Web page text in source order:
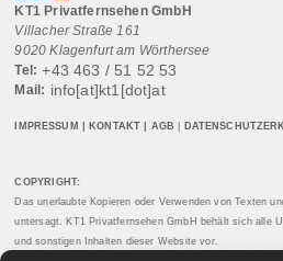
KT1 Privatfernsehen GmbH
Villacher Straße 161
9020 Klagenfurt am Wörthersee
Tel: +43 463 / 51 52 53
Mail: info[at]kt1[dot]at
IMPRESSUM KONTAKT AGB
COPYRIGHT:
Das unerlaubte Kopieren oder Verwenden von Texten
untersagt. KT1 Privatfernsehen GmbH behält sich alle
und sonstigen Inhalten dieser Website vor.